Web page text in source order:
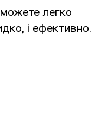
можете легко
і ефективно.